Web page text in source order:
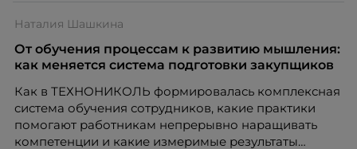
по работе с персоналом Инфомаксимум,
рассказывает, как выстроить адаптацию
распределенной команды без лишнего контроля и
Наталия Шашкина
От обучения процессам к развитию мышления:
как меняется система подготовки закупщиков
Как в ТЕХНОНИКОЛЬ формировалась комплексная
система обучения сотрудников, какие практики
помогают работникам непрерывно наращивать
компетенции и какие измеримые результаты